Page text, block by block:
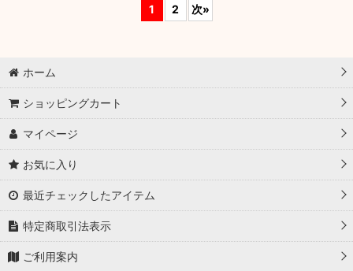
1 2 次»
ホーム
ショッピングカート
マイページ
お気に入り
最近チェックしたアイテム
特定商取引法表示
ご利用案内